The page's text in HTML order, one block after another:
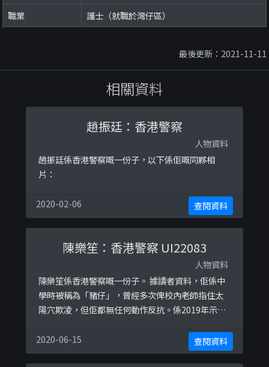
職業
護士（就職於灣仔區）
最後更新：2021-11-11
相關資料
趙振廷：香港警察
人物資料
趙振廷係香港警察嘅一份子，以下係佢嘅同夥相
片：
2020-02-06 查閱資料
陳樂笙：香港警察 UI22083
人物資料
陳樂笙係香港警察嘅一份子。 據讀者資料，佢係中
學時被稱為「豬仔」，曾經多次俾校內老師指住太
陽穴欺凌，但佢都無任何動作反抗。係2019年示威
加入香港警察之後，同組織內其他成員嘅合照，仲
使用其他校友嘅相作為Facebook頭像。 以下係佢
2020-06-15 查閱資料